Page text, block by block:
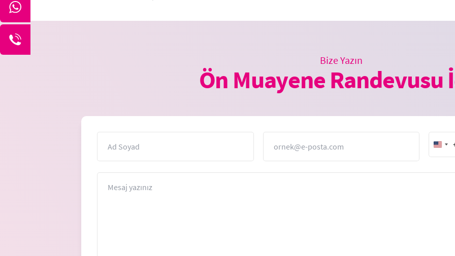
Bize Yazın
Ön Muayene Randevusu
+1